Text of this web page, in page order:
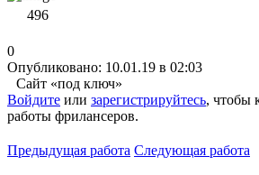
496
0
Опубликовано: 10.01.19 в 02:03
Сайт «под ключ»
Войдите или зарегистрируйтесь, чтобы
работы фрилансеров.
Предыдущая работа Следующая работа